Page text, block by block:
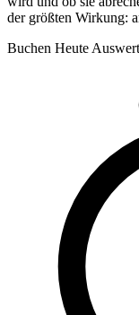
der größten Wirkung:
Buchen Heute